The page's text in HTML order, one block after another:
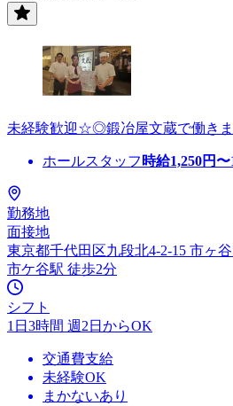
未経験歓迎☆◎鍛冶屋文蔵で働き
ホールスタッフ 時給1,250円〜
勤務地
面接地
東京都千代田区九段北4-2-15 市ヶ
市ケ谷駅 徒歩2分
シフト
1日3時間 週2日からOK
交通費支給
未経験OK
まかないあり